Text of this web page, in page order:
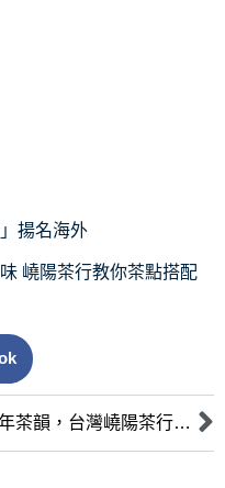
揚名海外
嶢陽茶行教你茶點搭配
百年茶韻，台灣嶢陽茶行登上媒體好評價焦點